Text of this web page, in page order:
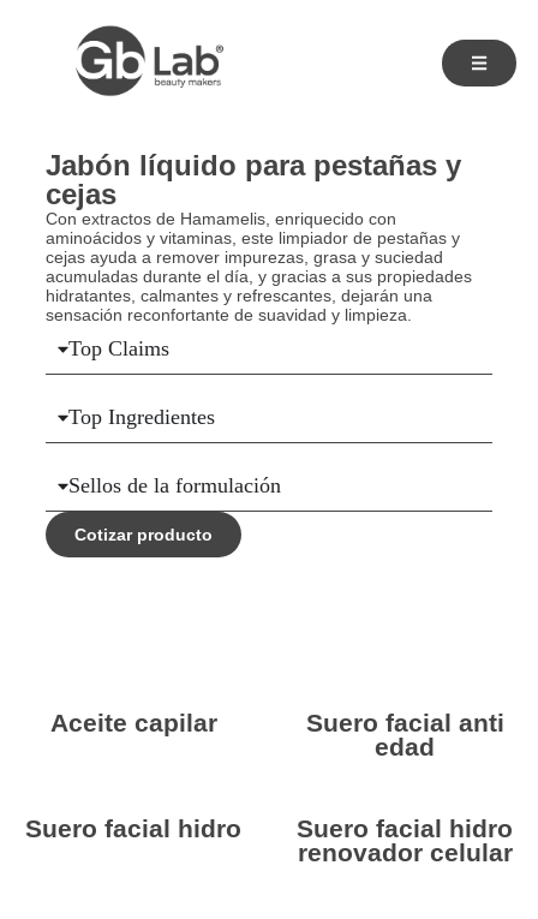
Jabón líquido para pestañas y
cejas
Con extractos de Hamamelis, enriquecido con
aminoácidos y vitaminas, este limpiador de pestañas y
cejas ayuda a remover impurezas, grasa y suciedad
acumuladas durante el día, y gracias a sus propiedades
hidratantes, calmantes y refrescantes, dejarán una
sensación reconfortante de suavidad y limpieza.
Top Claims
Top Ingredientes
Sellos de la formulación
Cotizar producto
Aceite capilar
Suero facial anti
edad
Suero facial hidro
Suero facial hidro
renovador celular